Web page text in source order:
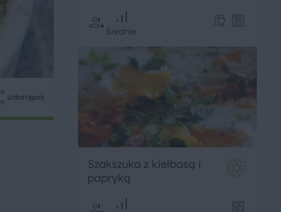
Udostępnij
Średnie
Szakszuka z kiełbasą i
papryką